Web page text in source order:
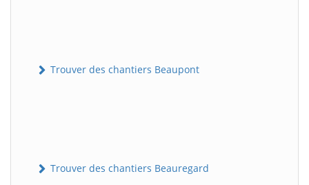
Trouver des chantiers Beaupont
Trouver des chantiers Beauregard